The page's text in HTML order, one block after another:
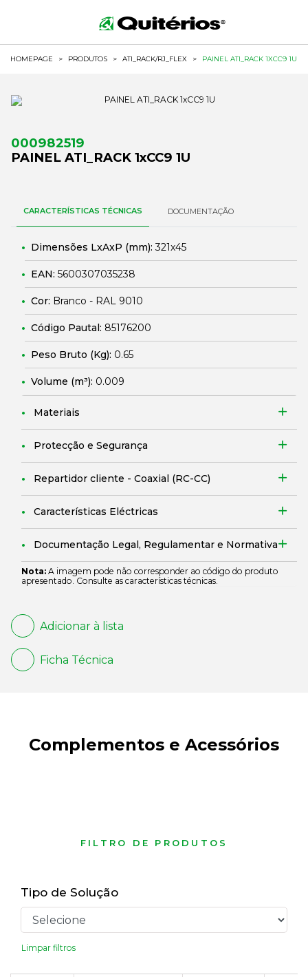
HOMEPAGE > PRODUTOS > ATI_RACK/RJ_FLEX > PAINEL ATI_RACK 1XCC9 1U
000982519
PAINEL ATI_RACK 1xCC9 1U
CARACTERÍSTICAS TÉCNICAS DOCUMENTAÇÃO
Dimensões LxAxP (mm):321x45
EAN: 5600307035238
Cor: Branco - RAL 9010
Código Pautal: 85176200
Peso Bruto (Kg): 0.65
Volume (m³): 0.009
Materiais
Protecção e Segurança
Repartidor cliente - Coaxial (RC-CC)
Características Eléctricas
Documentação Legal, Regulamentar e Normativa
Nota: A imagem pode não corresponder ao código do produto
apresentado. Consulte as características técnicas.
Adicionar à lista
Ficha Técnica
Complementos e Acessórios
FILTRO DE PRODUTOS
Tipo de Solução
Limpar filtros